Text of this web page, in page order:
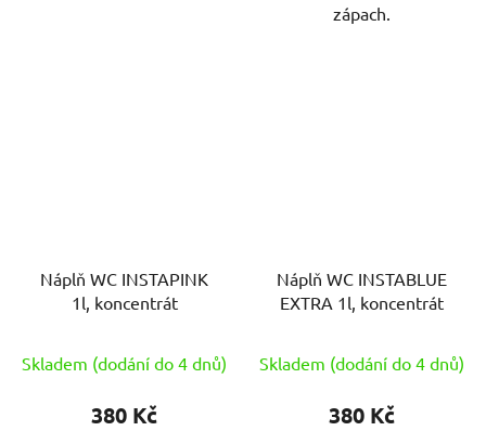
zápach.
Náplň WC INSTAPINK
1l, koncentrát
Skladem (dodání do 4 dnů)
380 Kč
Náplň WC INSTABLUE
EXTRA 1l, koncentrát
Skladem (dodání do 4 dnů)
380 Kč